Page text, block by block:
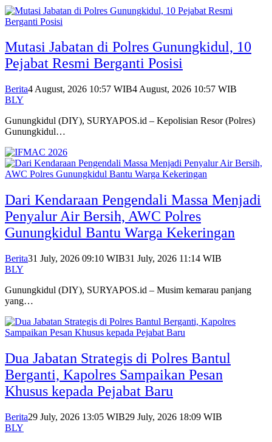
Mutasi Jabatan di Polres Gunungkidul, 10
Pejabat Resmi Berganti Posisi
Berita4 August, 2026 10:57 WIB4 August, 2026 10:57 WIB
BLY
Gunungkidul (DIY), SURYAPOS.id – Kepolisian Resor (Polres)
Gunungkidul…
Dari Kendaraan Pengendali Massa Menjadi
Penyalur Air Bersih, AWC Polres
Gunungkidul Bantu Warga Kekeringan
Berita31 July, 2026 09:10 WIB31 July, 2026 11:14 WIB
BLY
Gunungkidul (DIY), SURYAPOS.id – Musim kemarau panjang
yang…
Dua Jabatan Strategis di Polres Bantul
Berganti, Kapolres Sampaikan Pesan
Khusus kepada Pejabat Baru
Berita29 July, 2026 13:05 WIB29 July, 2026 18:09 WIB
BLY